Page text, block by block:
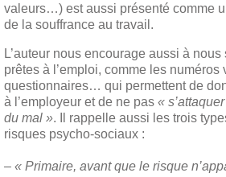
valeurs…) est aussi présenté comme
de la souffrance au travail.
L’auteur nous encourage aussi à
prêtes à l’emploi, comme les
questionnaires… qui permettent de
à l’employeur et de ne pas «
du mal ». Il rappelle aussi les trois
risques psycho-sociaux :
– « Primaire, avant que le risque